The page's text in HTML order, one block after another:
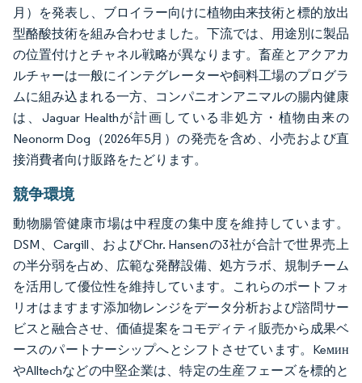
月）を発表し、ブロイラー向けに植物由来技術と標的放出
型酪酸技術を組み合わせました。下流では、用途別に製品
の位置付けとチャネル戦略が異なります。畜産とアクアカ
ルチャーは一般にインテグレーターや飼料工場のプログラ
ムに組み込まれる一方、コンパニオンアニマルの腸内健康
は、Jaguar Healthが計画している非処方・植物由来の
Neonorm Dog（2026年5月）の発売を含め、小売および直
接消費者向け販路をたどります。
競争環境
動物腸管健康市場は中程度の集中度を維持しています。
DSM、Cargill、およびChr. Hansenの3社が合計で世界売上
の半分弱を占め、広範な発酵設備、処方ラボ、規制チーム
を活用して優位性を維持しています。これらのポートフォ
リオはますます添加物レンジをデータ分析および諮問サー
ビスと融合させ、価値提案をコモディティ販売から成果ベ
ースのパートナーシップへとシフトさせています。Keмин
やAlltechなどの中堅企業は、特定の生産フェーズを標的と